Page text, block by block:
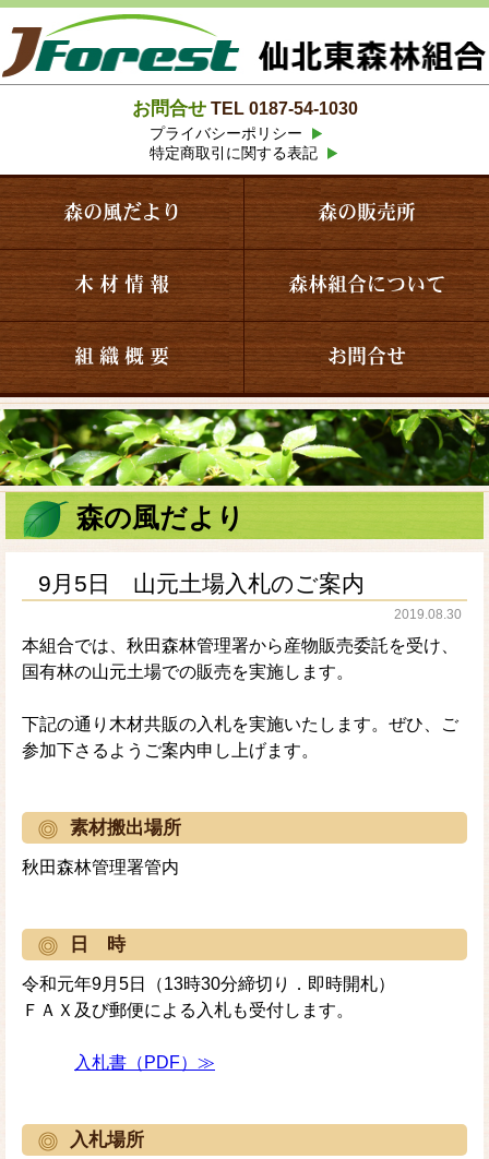
お問合せ TEL 0187-54-1030
プライバシーポリシー
特定商取引に関する表記
森の風だより 森の販売所
木 材 情 報 森林組合について
組 織 概 要 お問合せ
森の風だより
9月5日 山元土場入札のご案内
2019.08.30
本組合では、秋田森林管理署から産物販売委託を受け、
国有林の山元土場での販売を実施します。
下記の通り木材共販の入札を実施いたします。ぜひ、ご
参加下さるようご案内申し上げます。
素材搬出場所
秋田森林管理署管内
日 時
令和元年9月5日（13時30分締切り．即時開札）
ＦＡＸ及び郵便による入札も受付します。
入札書（PDF）≫
入札場所